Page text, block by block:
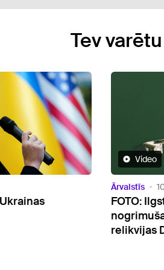
Tev
atsedzis
Ārvalstīs
Krievijā
līmenim